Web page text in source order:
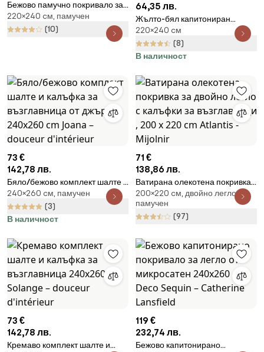
Бежово памучно покривало за
легло 220x240 cm Lotus –
Mijolnir
220×240 cм, памучен
(10)
64,35 лв.
Жълто-бял капитониран
комплект шалте и калъфка за
възглавница 220x240 cm
Ronda – My House
220×240 cм
(8)
В наличност
73 €
142,78 лв.
Бяло/бежово комплект шалте и
калъфка за възглавница от
джърси 240x260 cm Joana –
douceur d'intérieur
240×260 cм, памучен
(3)
В наличност
71 €
138,86 лв.
Ватирана олекотена покривка
за двойно легло с калъфки за
възглавници , 200 x 220 cm
Atlantis - Mijolnir
200×220 cм, двойно легло,
памучен
(97)
73 €
142,78 лв.
Кремаво комплект шалте и
119 €
232,74 лв.
Бежово капитонирано